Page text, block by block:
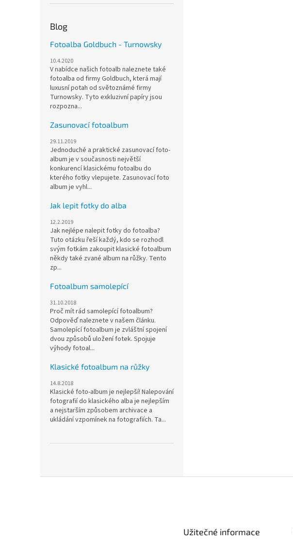
Blog
Fotoalba Goldbuch - Turnowsky
10.4.2020
V nabídce našich fotoalb naleznete také
fotoalba od firmy Goldbuch, která mají
luxusní potah od světoznámé firmy
Turnowsky. Tyto exkluzivní papíry jsou
rozpozna...
Zasunovací fotoalbum
29.11.2019
Jednoduché a praktické zasunovací foto-
album je v současnosti největší
konkurencí klasickému fotoalbu do
kterého fotky vlepujete. Zasunovací foto
album je vyhl...
Jak lepit fotky do alba
12.2.2019
Jak nejlépe nalepit fotky do fotoalba?
Tuto otázku řeší každý, kdo se rozhodl
svým fotkám zakoupit klasické fotoalbum
někdy také zvané album na růžky. Tento
zp...
Fotoalbum samolepící
31.10.2018
Proč mít rád samolepící fotoalbum?
Odpověď naleznete v našem článku.
Samolepící fotoalbum je zvláštní spojení
dvou způsobů uložení fotek. Spojuje
výhody fotoal...
Klasické fotoalbum na růžky
14.8.2018
Klasické foto-album je nejlepší! Nalepování
fotografií do klasického alba je nejlepším
a nejstarším způsobem archivace a
ukládání vzpomínek na fotografiích. Ta...
Užitečné informace